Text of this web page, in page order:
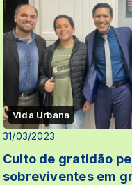
Vida Urbana
31/03/2023
Culto de gratidão
sobreviventes em